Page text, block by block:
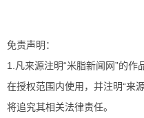
免责声明：
1.凡来源注明“米脂新闻网”的
在授权范围内使用，并注明“来
将追究其相关法律责任。